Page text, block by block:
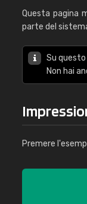
Questa pagina
parte del
Su questo
Non hai
Premere